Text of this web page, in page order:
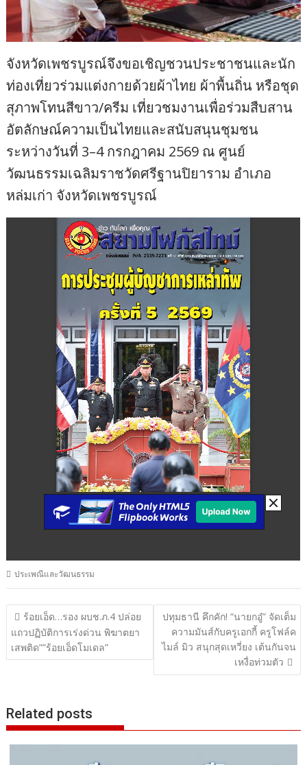
จังหวัดเพชรบูรณ์จึงขอเชิญชวนประชาชนและนัก
ท่องเที่ยวร่วมแต่งกายด้วยผ้าไทย ผ้าพื้นถิ่น หรือชุด
สุภาพโทนสีขาว/ครีม เที่ยวชมงานเพื่อร่วมสืบสาน
อัตลักษณ์ความเป็นไทยและสนับสนุนชุมชน
ระหว่างวันที่ 3–4 กรกฎาคม 2569 ณ ศูนย์
วัฒนธรรมเฉลิมราชวัดศรีฐานปิยาราม อำเภอ
หล่มเก่า จังหวัดเพชรบูรณ์
ประเพณีและวัฒนธรรม
แนะแนว
เรื่อง
ร้อยเอ็ด…รอง ผบช.ภ.4 ปล่อย
แถวปฏิบัติการเร่งด่วน พิฆาตยา
เสพติด””ร้อยเอ็ดโมเดล”
ปทุมธานี คึกคัก! “นายกอู๋” จัดเต็ม
ความมันส์กับครูเอกกี้ ครูโฟล์ค
ไมล์ มิว สนุกสุดเหวี่ยง เต้นกันจน
เหงื่อท่วมตัว
Related posts